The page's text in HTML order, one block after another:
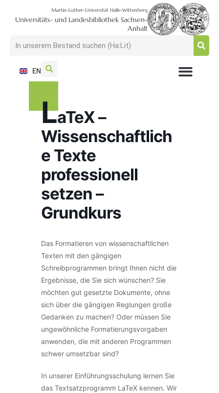
Martin-Luther-Universität Halle-Wittenberg
Universitäts- und Landesbibliothek Sachsen-
Anhalt
EN
LaTeX –
Wissenschaftlich
e Texte
professionell
setzen –
Grundkurs
Das Formatieren von wissenschaftlichen
Texten mit den gängigen
Schreibprogrammen bringt Ihnen nicht die
Ergebnisse, die Sie sich wünschen? Sie
möchten gut gesetzte Dokumente, ohne
sich über die gängigen Reglungen große
Gedanken zu machen? Oder müssen Sie
ungewöhnliche Formatierungsvorgaben
anwenden, die mit anderen Programmen
schwer umsetzbar sind?
In unserer Einführungsschulung lernen Sie
das Textsatzprogramm LaTeX kennen. Wir